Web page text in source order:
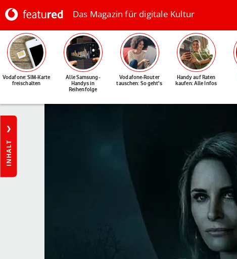
Das Magazin für digitale Kultur
Vodafone: SIM-Karte
freischalten
Alle Samsung-
Handys in
Reihenfolge
Vodafone-Router
tauschen: So geht's
Handy auf Raten
kaufen: Alle Infos
INHALT